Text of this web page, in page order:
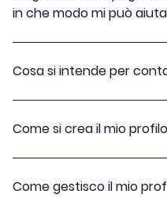
in che modo mi può
Cosa si intende per
Come si crea il mio
Come gestisco il mio